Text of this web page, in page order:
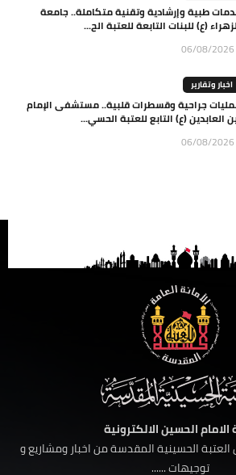
طبية وإرشادية وتقنية متكاملة.. جامعة
(ع) للبنات التابعة للعتبة الح...
06/08/2026
اخبار وتقارير
جراحية وقسطرات قلبية.. مستشفى الإمام
العابدين (ع) التابع للعتبة الحسي...
06/08/2026
الامام الحسين الالكترونية
الحسينية المقدسة من اخبار ومشاريع و
توجيهات ......